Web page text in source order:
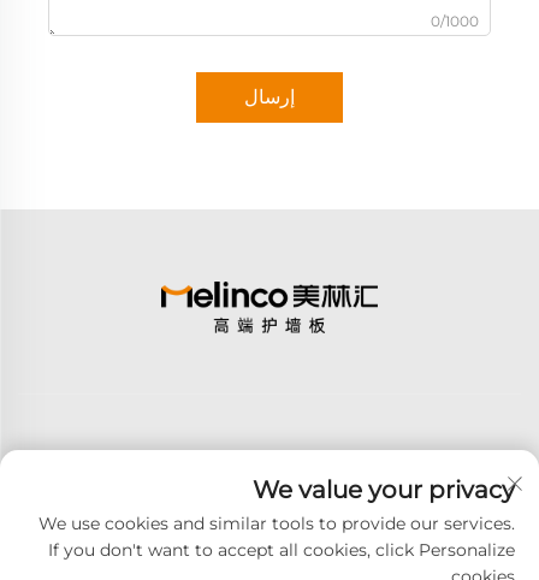
0/1000
إرسال
اشترك
We value your privacy
We use cookies and similar tools to provide our services.
If you don't want to accept all cookies, click Personalize